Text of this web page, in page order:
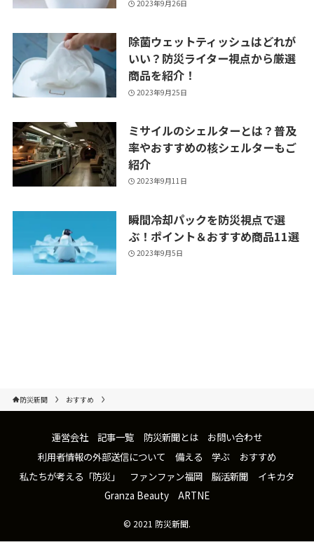
2023年9月26日
除菌ウェットティッシュはどれが
いい？防災ライター視点から厳選
商品を紹介！
2023年9月25日
ミサイルのシェルターとは？普及
率やおすすめの核シェルターもご
紹介
2023年9月11日
瞬間冷却パックを防災視点で選
ぶ！ポイント＆おすすめ商品11選
2023年9月5日
防災新聞 おすすめ
運営会社 記事一覧 防災新聞とは
お問い合わせ
利用者情報の外部送信について
備える 学ぶ
おすすめ
私たちが考える「防災」
ファンファン福岡 脳活新聞
イキカタ
Granza Beauty
ARTNE
© 2021 防災新聞.